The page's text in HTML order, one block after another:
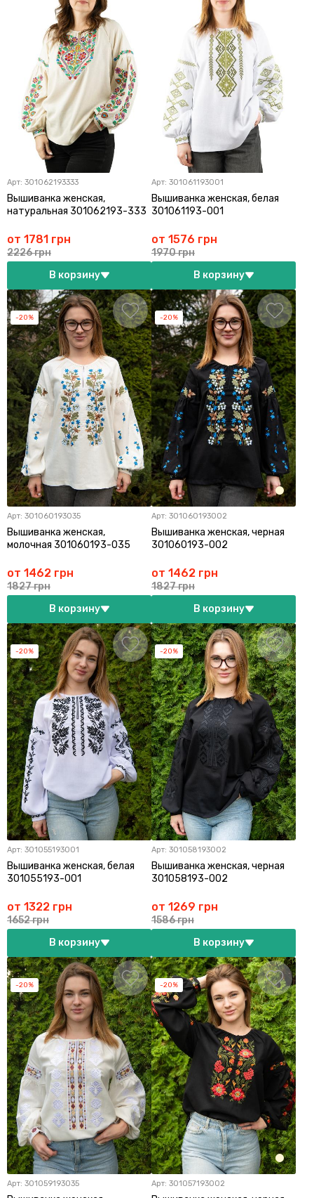
Арт: 301062193333
Вышиванка женская,
натуральная 301062193-333
от 1781 грн
2226 грн
В корзину
Арт: 301061193001
Вышиванка женская, белая
301061193-001
от 1576 грн
1970 грн
В корзину
-20%
Арт: 301060193035
Вышиванка женская,
молочная 301060193-035
от 1462 грн
1827 грн
В корзину
-20%
Арт: 301060193002
Вышиванка женская, черная
301060193-002
от 1462 грн
1827 грн
В корзину
-20%
Арт: 301055193001
Вышиванка женская, белая
301055193-001
от 1322 грн
1652 грн
В корзину
-20%
Арт: 301058193002
Вышиванка женская, черная
301058193-002
от 1269 грн
1586 грн
В корзину
-20%
Арт: 301059193035
-20%
Арт: 301057193002